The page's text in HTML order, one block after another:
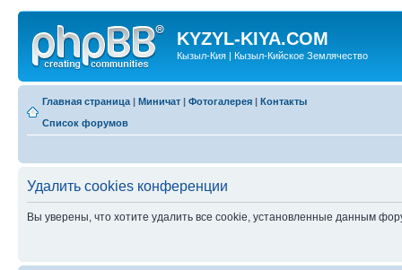
KYZYL-KIYA.COM
Кызыл-Кия | Кызыл-Кийское Землячество
Главная страница | Миничат | Фотогалерея | Контакты
Список форумов
Удалить cookies конференции
Вы уверены, что хотите удалить все cookie, установленные данным